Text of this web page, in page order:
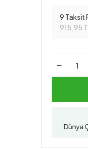
9 Taksit
915,95
Dünya